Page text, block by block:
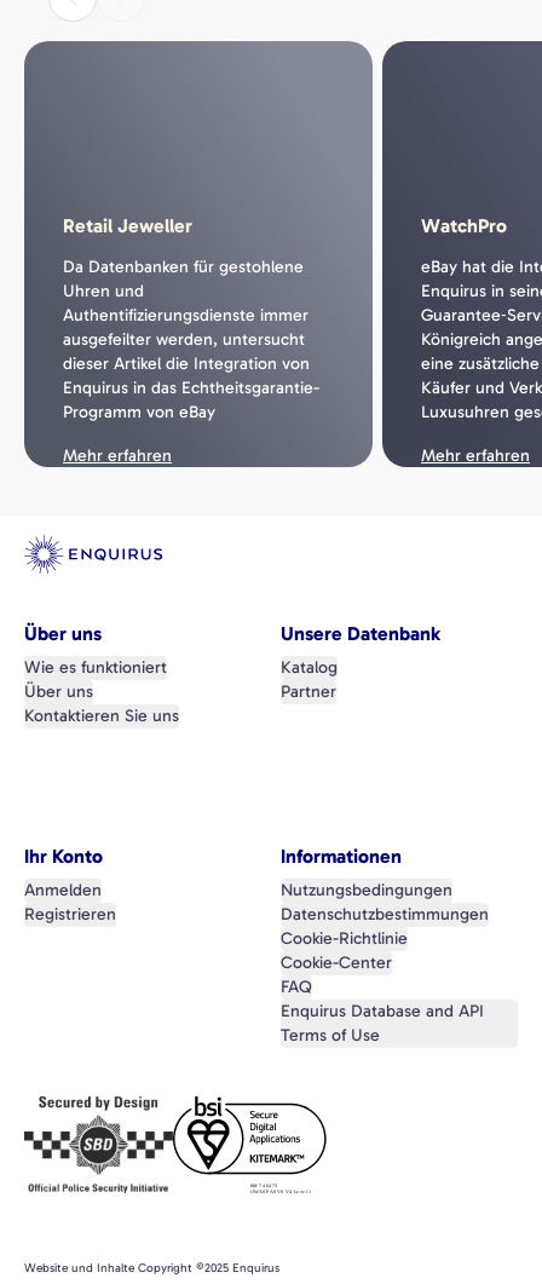
Retail Jeweller
Da Datenbanken für gestohlene
Uhren und
Authentifizierungsdienste immer
ausgefeilter werden, untersucht
dieser Artikel die Integration von
Enquirus in das Echtheitsgarantie-
Programm von eBay
Mehr erfahren
WatchPro
eBay hat die
Enquirus in
Königreich
eine
Käufer und
Luxusuhren
Mehr erfahren
Über uns
Wie es funktioniert
Über uns
Kontaktieren Sie uns
Unsere Datenbank
Katalog
Partner
Ihr Konto
Anmelden
Registrieren
Informationen
Nutzungsbedingungen
Datenschutzbestimmungen
Cookie-Richtlinie
Cookie-Center
FAQ
Enquirus Database and API
Terms of Use
Website und Inhalte Copyright ©2025 Enquirus